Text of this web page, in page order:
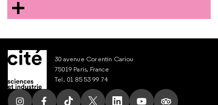
30 avenue Corentin Cariou
75019 Paris, France
Tel. 01 85 53 99 74